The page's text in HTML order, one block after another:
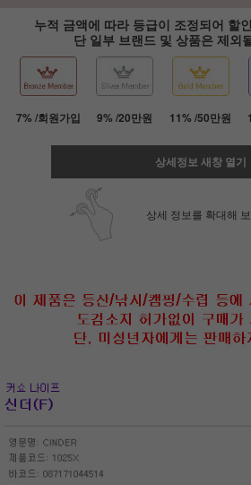
페이코
누적 금액에 따라 등급이 조정되어 할
단 일부 브랜드 및 상품은 제외
7% /회원가입 9% /20만원 11% /50만원
상세정보 새창 열기
상세 정보를 확대해